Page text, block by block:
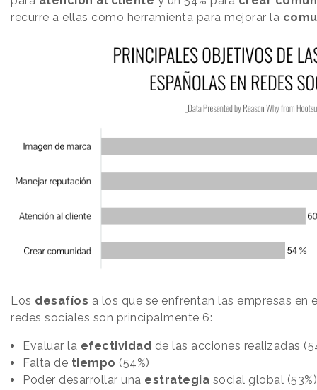
recurre a ellas como herramienta para mejorar la
Los desafíos a los que se enfrentan las empresas en
redes sociales son principalmente 6:
Evaluar la efectividad de las acciones realizadas
Falta de tiempo (54%)
Poder desarrollar una estrategia social global (53%)